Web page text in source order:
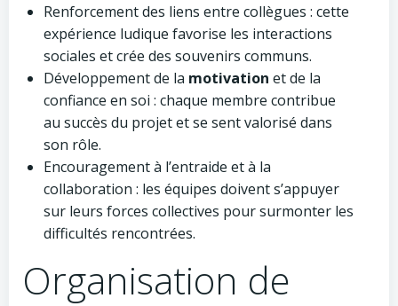
Renforcement des liens entre collègues : cette
expérience ludique favorise les interactions
sociales et crée des souvenirs communs.
Développement de la motivation et de la
confiance en soi : chaque membre contribue
au succès du projet et se sent valorisé dans
son rôle.
Encouragement à l’entraide et à la
collaboration : les équipes doivent s’appuyer
sur leurs forces collectives pour surmonter les
difficultés rencontrées.
Organisation de